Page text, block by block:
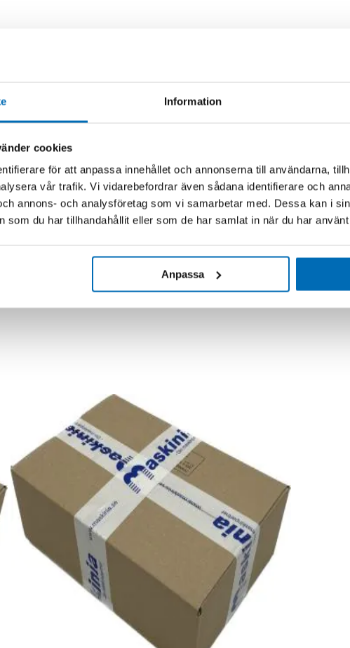
Information
cookies
för att anpassa innehållet och annonserna till användarna,
vår trafik. Vi vidarebefordrar även sådana identifierare och
annons- och analysföretag som vi samarbetar med. Dessa kan i
som du har tillhandahållit eller som de har samlat in när du har
Anpassa